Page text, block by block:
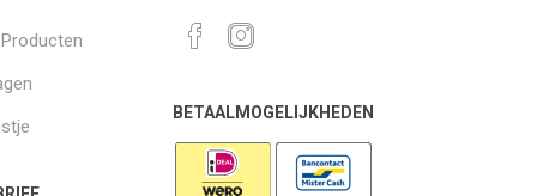
BETAALMOGELIJKHEDEN